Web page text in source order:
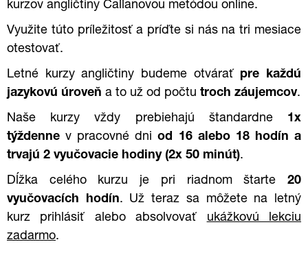
kurzov angličtiny Callanovou metódou online.
Využite túto príležitosť a príďte si nás na tri mesiace
otestovať.
Letné kurzy angličtiny budeme otvárať pre každú
jazykovú úroveň a to už od počtu troch záujemcov.
Naše kurzy vždy prebiehajú štandardne 1x
týždenne v pracovné dniod 16 alebo 18 hodín a
trvajú 2 vyučovacie hodiny (2x 50 minút).
Dĺžka celého kurzu je pri riadnom štarte 20
vyučovacích hodín. Už teraz sa môžete na letný
kurz prihlásiť alebo absolvovať ukážkovú lekciu
zadarmo.